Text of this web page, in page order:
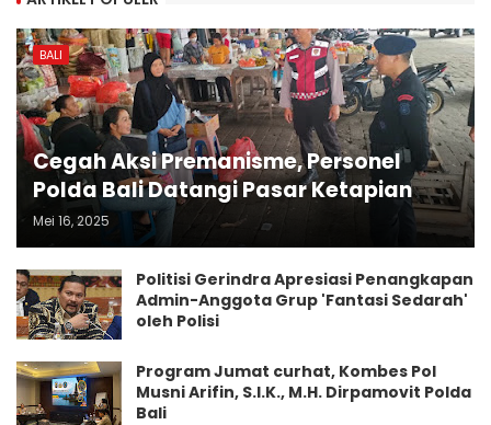
BALI
Cegah Aksi Premanisme, Personel
Polda Bali Datangi Pasar Ketapian
Mei 16, 2025
Politisi Gerindra Apresiasi Penangkapan
Admin-Anggota Grup 'Fantasi Sedarah'
oleh Polisi
Program Jumat curhat, Kombes Pol
Musni Arifin, S.I.K., M.H. Dirpamovit Polda
Bali